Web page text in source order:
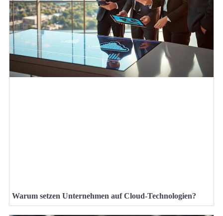
Warum setzen Unternehmen auf Cloud-Technologien?